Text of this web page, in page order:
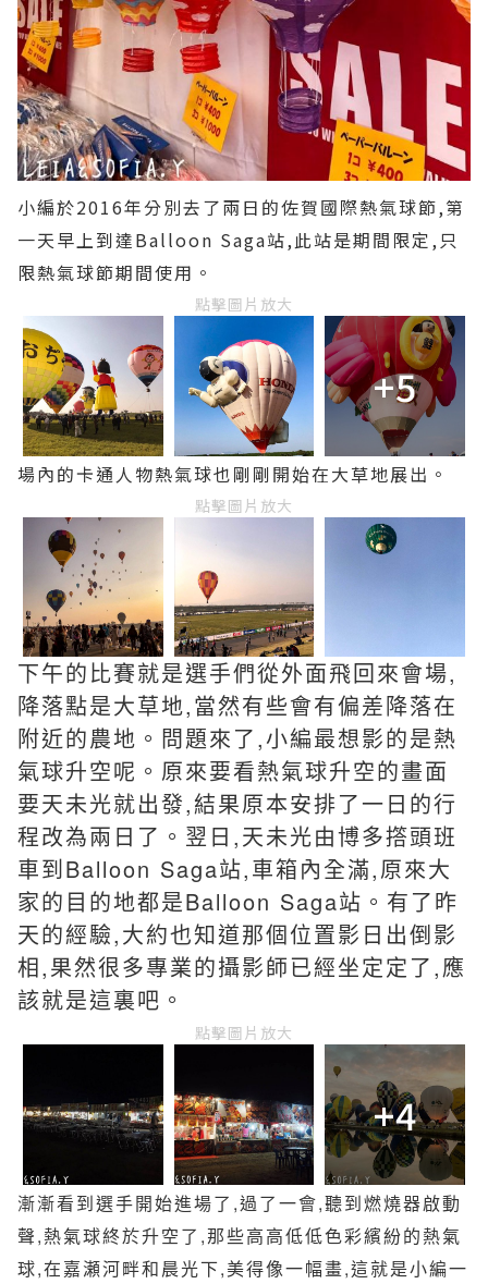
小編於2016年分別去了兩日的佐賀國際熱氣球節,第
一天早上到達Balloon Saga站,此站是期間限定,只
限熱氣球節期間使用。
點擊圖片放大
+5
場內的卡通人物熱氣球也剛剛開始在大草地展出。
點擊圖片放大
下午的比賽就是選手們從外面飛回來會場,
降落點是大草地,當然有些會有偏差降落在
附近的農地。 問題來了,小編最想影的是熱
氣球升空呢。原來要看熱氣球升空的畫面
要天未光就出發,結果原本安排了一日的行
程改為兩日了。 翌日,天未光由博多撘頭班
車到Balloon Saga站,車箱內全滿,原來大
家的目的地都是Balloon Saga站。有了昨
天的經驗,大約也知道那個位置影日出倒影
相,果然很多專業的攝影師已經坐定定了,應
該就是這裏吧。
點擊圖片放大
+4
漸漸看到選手開始進場了,過了一會,聽到燃燒器啟動
聲,熱氣球終於升空了,那些高高低低色彩繽紛的熱氣
球,在嘉瀬河畔和晨光下,美得像一幅畫,這就是小編一